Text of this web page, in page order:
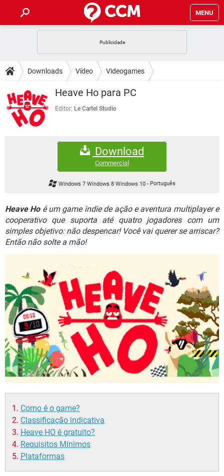
MENU
CELULAR FACEBOOK
OUTLOOK EXCEL
INSTAGRAM
GUIA DE COMPRAS
DICAS
JOGOS WHATSAPP
CELULAR
OUTLOOK
DOWNLOADS
JOGOS
CELULAR
EXCEL
GMAIL
FÓRUM
FACEBOOK
EXCEL
GMAIL
WHATSAPP
INSTAGRAM GMAIL
GUIA DE COMPRAS
Downloads Vídeo Videogames
Heave Ho para PC
Editor: Le Cartel Studio
Download
Commercial
Windows 7 Windows 8 Windows 10- Português
Heave Hoé um game indie de ação e aventura multiplayer e
cooperativo que suporta até quatro jogadores com um
simples objetivo: não despencar! Você vai querer se arriscar?
Então não solte a mão!
Como é o game?
Classificação indicativa
Heave HO é gratuito?
Requisitos Mínimos
Plataformas